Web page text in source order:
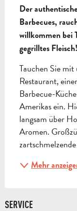
Der
Barbecues,
willkommen bei
gegrilltes Fleisch!
Tauchen Sie mit
Restaurant,
Barbecue-
Amerikas ein.
langsam über
Aromen.
Mehr
SERVICE